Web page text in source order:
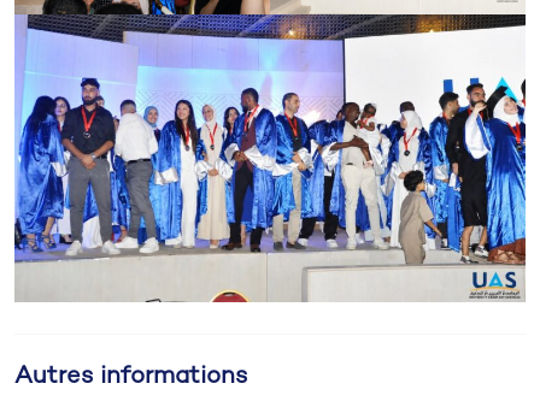
Autres informations